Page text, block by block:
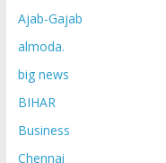
Ajab-Gajab
almoda.
big news
BIHAR
Business
Chennai